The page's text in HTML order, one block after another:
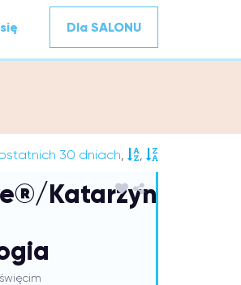
Dla SALONU
30 dniach, ,
Katarzyna